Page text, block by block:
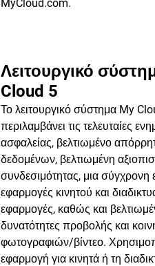
MyCloud.com.
Λειτουργικό
Cloud 5
Το λειτουργικό σύστημα My
περιλαμβάνει τις τελευταίες
ασφαλείας, βελτιωμένο
δεδομένων, βελτιωμένη
συνδεσιμότητας, μια σύγχρονη
εφαρμογές κινητού και
εφαρμογές, καθώς και
δυνατότητες προβολής και
φωτογραφιών/βίντεο.
εφαρμογή για κινητά ή τη